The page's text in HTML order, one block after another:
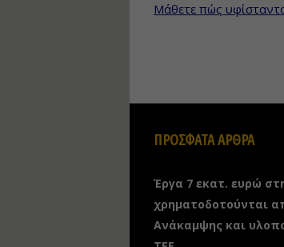
Μάθετε πώς
ΠΡΟΣΦΑΤΑ ΑΡΘΡΑ
Έργα 7 εκατ. ευρώ
χρηματοδοτούνται
Ανάκαμψης και